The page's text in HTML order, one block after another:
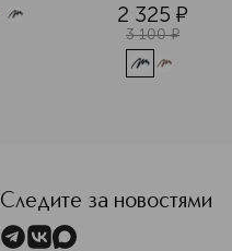
2 325 ¤
3 100 ¤
Следите за новостями